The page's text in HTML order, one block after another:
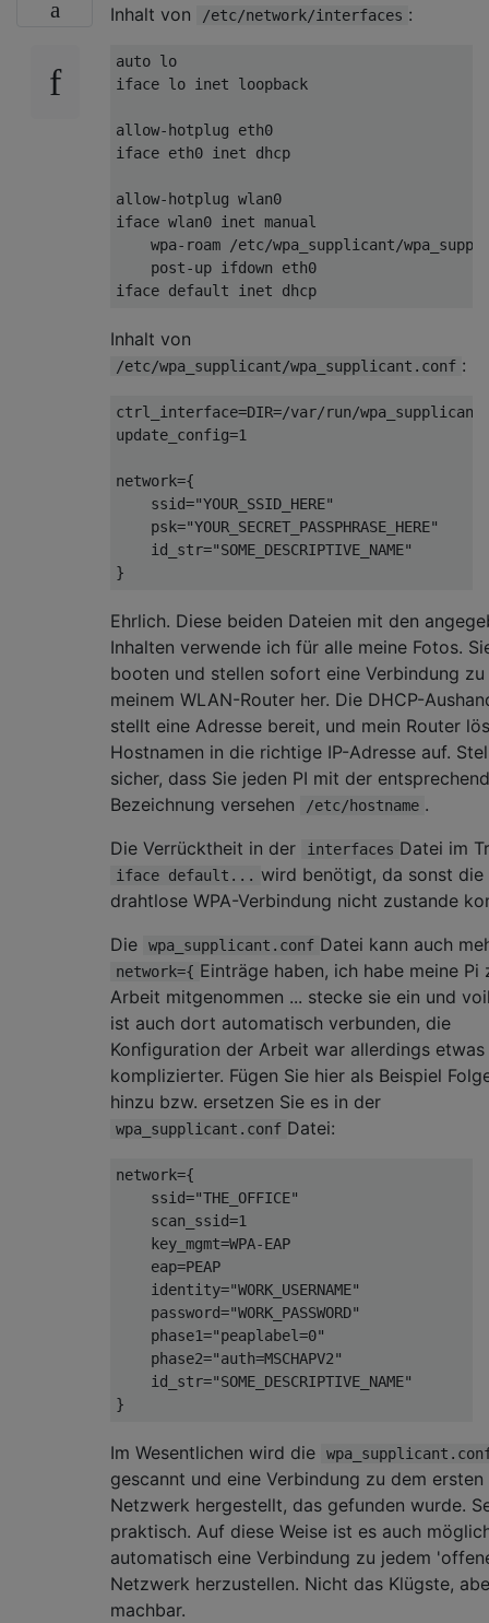
Inhalt von
/etc/network/interfaces :
auto lo
iface lo inet loopback
allow-hotplug eth0
iface eth0 inet dhcp
allow-hotplug wlan0
iface wlan0 inet manual
wpa-roam /etc/wpa_supplicant/
    post-up ifdown eth0
Inhalt von
/etc/wpa_supplicant/wpa_supplicant.conf :
ctrl_interface=DIR=/var/run/wpa_supplicant
update_config=1
network={
    ssid="YOUR_SSID_HERE"
    psk="YOUR_SECRET_PASSPHRASE_HERE"
    id_str="SOME_DESCRIPTIVE_NAME"
Ehrlich. Diese beiden Dateien mit den
Inhalten verwende ich für alle meine Fotos.
booten und stellen sofort eine Verbindung zu
meinem WLAN-Router her. Die DHCP-
stellt eine Adresse bereit, und mein Router
Hostnamen in die richtige IP-Adresse auf.
sicher, dass Sie jeden PI mit der
Bezeichnung versehen
/etc/hostname .
Die Verrücktheit in der
interfaces Datei im
iface default... wird benötigt, da sonst die
drahtlose WPA-Verbindung nicht zustande
Die
wpa_supplicant.conf Datei kann auch
network={ Einträge haben, ich habe meine Pi
Arbeit mitgenommen ... stecke sie ein und
ist auch dort automatisch verbunden, die
Konfiguration der Arbeit war allerdings etwas
komplizierter. Fügen Sie hier als Beispiel
hinzu bzw. ersetzen Sie es in der
wpa_supplicant.conf Datei:
network={
    ssid="THE_OFFICE"
    scan_ssid=1
    key_mgmt=WPA-EAP
    eap=PEAP
    identity="WORK_USERNAME"
    password="WORK_PASSWORD"
    phase1="peaplabel=0"
    phase2="auth=MSCHAPV2"
    id_str="SOME_DESCRIPTIVE_NAME"
Im Wesentlichen wird die
gescannt und eine Verbindung zu dem ersten
Netzwerk hergestellt, das gefunden wurde.
praktisch. Auf diese Weise ist es auch
automatisch eine Verbindung zu jedem
Netzwerk herzustellen. Nicht das Klügste,
machbar.